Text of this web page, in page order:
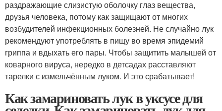
раздражающие слизистую оболочку глаз вещества,
друзья человека, потому как защищают от многих
возбудителей инфекционных болезней. Не случайно лук
рекомендуют употреблять в пищу во время эпидемий
гриппа и вдыхать его пары. Чтобы защитить малышей от
коварного вируса, нередко в детсадах расставляют
тарелки с измельчённым луком. И это срабатывает!
Как замариновать лук в уксусе для